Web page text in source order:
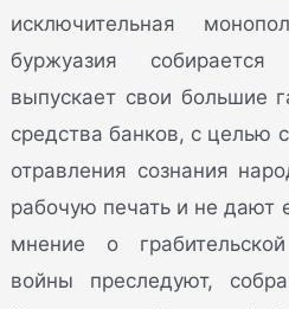
исключительная
буржуазия
выпускает свои большие
средства банков, с целью
отравления сознания
рабочую печать и не дают
мнение о
войны преследуют,